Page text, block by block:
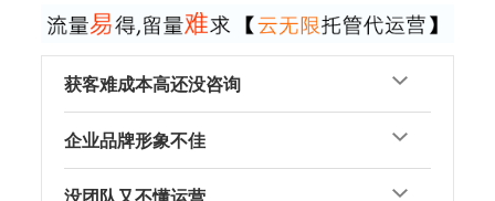
获客难成本高还没咨询
企业品牌形象不佳